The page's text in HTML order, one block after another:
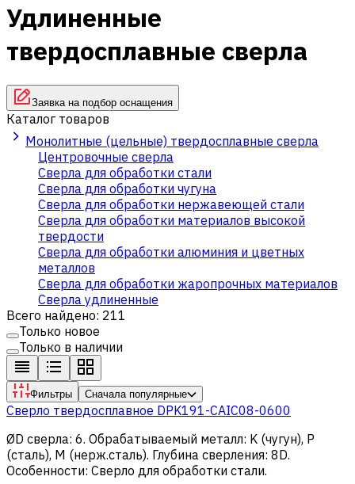
Удлиненные
твердосплавные сверла
Заявка на подбор оснащения
Каталог товаров
Монолитные (цельные) твердосплавные сверла
Центровочные сверла
Сверла для обработки стали
Сверла для обработки чугуна
Сверла для обработки нержавеющей стали
Сверла для обработки материалов высокой
твердости
Сверла для обработки алюминия и цветных
металлов
Сверла для обработки жаропрочных материалов
Сверла удлиненные
Всего найдено: 211
Только новое
Только в наличии
Фильтры Сначала популярные
Сверло твердосплавное DPK191-CAIC08-0600
ØD сверла: 6. Обрабатываемый металл: K (чугун), Р
(сталь), M (нерж.сталь). Глубина сверления: 8D.
Особенности: Сверло для обработки стали.